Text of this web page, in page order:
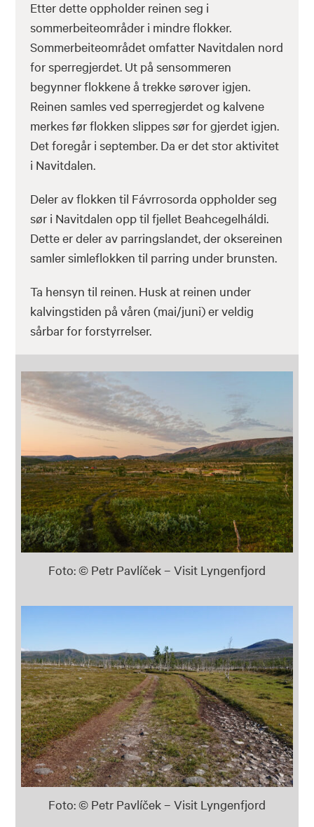
Etter dette oppholder reinen seg i
sommerbeiteområder i mindre flokker.
Sommerbeiteområdet omfatter Navitdalen nord
for sperregjerdet. Ut på sensommeren
begynner flokkene å trekke sørover igjen.
Reinen samles ved sperregjerdet og kalvene
merkes før flokken slippes sør for gjerdet igjen.
Det foregår i september. Da er det stor aktivitet
i Navitdalen.
Deler av flokken til Fávrrosorda oppholder seg
sør i Navitdalen opp til fjellet Beahcegelháldi.
Dette er deler av parringslandet, der oksereinen
samler simleflokken til parring under brunsten.
Ta hensyn til reinen. Husk at reinen under
kalvingstiden på våren (mai/juni) er veldig
sårbar for forstyrrelser.
Foto: © Petr Pavlíček – Visit Lyngenfjord
Foto: © Petr Pavlíček – Visit Lyngenfjord